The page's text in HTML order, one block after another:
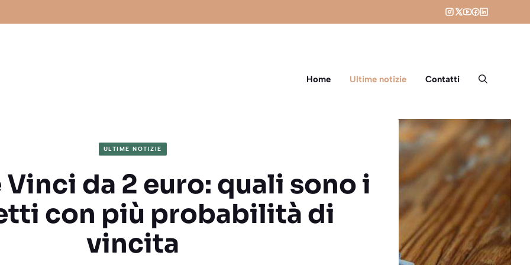
Home Ultime notizie Contatti
ULTIME NOTIZIE
da 2 euro: quali sono i
con più probabilità di
vincita